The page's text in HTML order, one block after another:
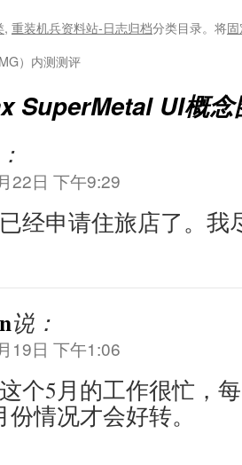
, 重装机兵资料站-日志归档分类目录。将
）内测测评
SuperMetal UI概念
22日 下午9:29
经申请住旅店了。我
说：
19日 下午1:06
个5月的工作很忙，
份情况才会好转。